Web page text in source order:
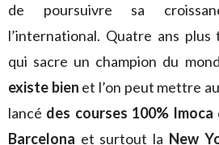
de poursuivre sa
l’international. Quatre ans plus
qui sacre un champion du
existe bien et l’on peut mettre
lancé des courses 100% Imoca
Barcelona et surtout la New